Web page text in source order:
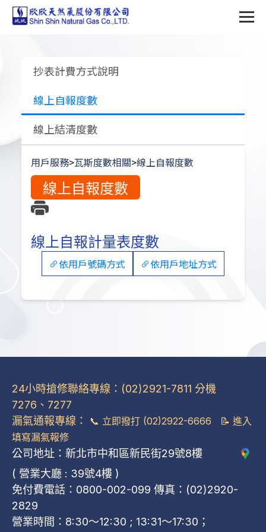
抄表計費方式說明
線上自報度數
線上結清度數
用戶服務>瓦斯度數相關>線上自報度數
線上自報度數
線上自報計量表度數
依用戶號碼方式 依用戶地址方式
24小時搶修聯絡專線：(02)2921-7811 分機
7276、7277
漏氣通報專線：
📞 立即撥打 (02)2922-6666 📝 進入
填寫漏氣報修
公司地址：新北市中和區新民街29號8樓
( 營業大廳 : 39號4樓 )
免付費電話：0800-002-099 傳真：(02)2920-
2829
營業時間：8:30～12:30 ; 13:31～17:30；